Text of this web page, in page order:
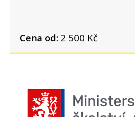
Cena od:2 500 Kč